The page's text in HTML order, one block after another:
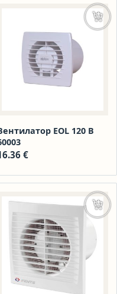
количката
EOL 120 B
€
количката